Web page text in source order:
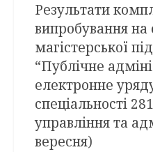
Результати
випробування
магістерської
“Публічне
електронне
спеціальності
управління та
вересня)